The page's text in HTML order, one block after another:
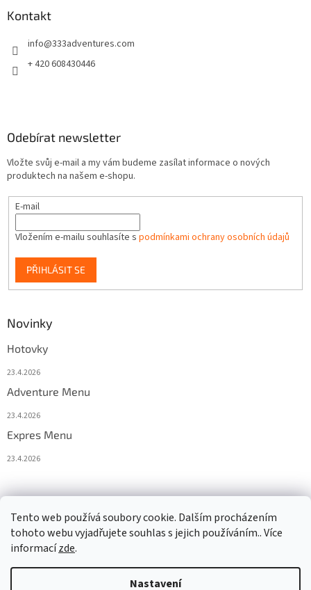
Tento web používá soubory cookie. Dalším procházením
tohoto webu vyjadřujete souhlas s jejich používáním.. Více
informacízde.
Nastavení
Kontakt
info@333adventures.com
+ 420 608430446
Odebírat newsletter
Vložte svůj e-mail a my vám budeme zasílat informace o nových
produktech na našem e-shopu.
E-mail
Vložením e-mailu souhlasíte s podmínkami ochrany osobních údajů
PŘIHLÁSIT SE
Novinky
Hotovky
23.4.2026
Adventure Menu
23.4.2026
Expres Menu
23.4.2026